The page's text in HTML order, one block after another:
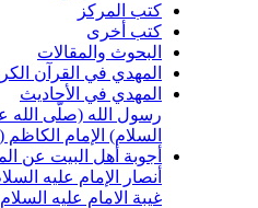
كتب المركز
كتب أخرى
البحوث والمقالات
المهدي في القرآن
المهدي في الأحاديث
رسول الله (صلّى الله
السلام) الإمام
أجوبة أهل البيت عن
أنصار الإمام عليه
غيبة الامام عليه السلام